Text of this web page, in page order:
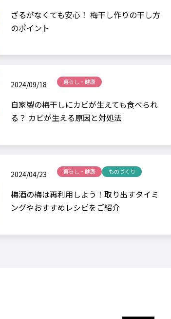
ざるがなくても安心！ 梅干し作りの干し方
のポイント
2024/09/18 暮らし・健康
自家製の梅干しにカビが生えても食べられ
る？ カビが生える原因と対処法
2024/04/23 暮らし・健康 ものづくり
梅酒の梅は再利用しよう！取り出すタイミ
ングやおすすめレシピをご紹介